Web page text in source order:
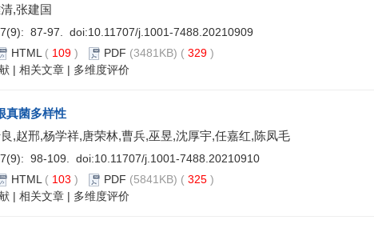
,张建国
87-97. doi:10.11707/j.1001-7488.20210909
HTML ( 109 ) PDF (3481KB) ( 329 )
| 相关文章 | 多维度评价
真菌多样性
,赵邢,杨学祥,唐荣林,曹兵,巫昱,沈厚宇,任嘉红,陈凤毛
98-109. doi:10.11707/j.1001-7488.20210910
HTML ( 103 ) PDF (5841KB) ( 325 )
| 相关文章 | 多维度评价